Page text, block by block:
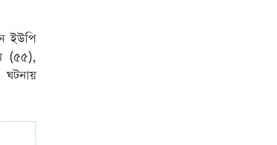
ইউপি
(৫৫),